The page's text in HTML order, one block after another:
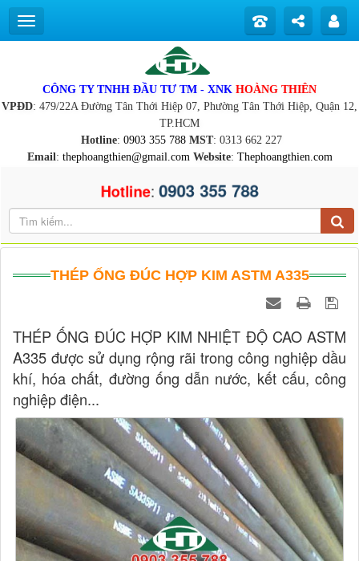
CÔNG TY TNHH ĐẦU TƯ TM - XNK HOÀNG THIÊN
VPĐD: 479/22A Đường Tân Thới Hiệp 07, Phường Tân Thới Hiệp, Quận 12,
TP.HCM
Hotline: 0903 355 788 MST: 0313 662 227
Email: thephoangthien@gmail.com Website: Thephoangthien.com
Hotline: 0903 355 788
THÉP ỐNG ĐÚC HỢP KIM ASTM A335
THÉP ỐNG ĐÚC HỢP KIM NHIỆT ĐỘ CAO ASTM
A335 được sử dụng rộng rãi trong công nghiệp dầu
khí, hóa chất, đường ống dẫn nước, kết cấu, công
nghiệp điện...